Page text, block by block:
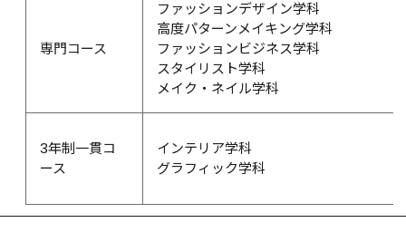
専門コース
ファッションデザイン学科
高度パターンメイキング学科
ファッションビジネス学科
スタイリスト学科
メイク・ネイル学科
3年制一貫コ
ース
インテリア学科
グラフィック学科